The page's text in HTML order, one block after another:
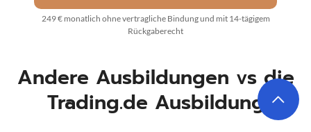
249 € monatlich ohne vertragliche Bindung und mit 14-tägigem
Rückgaberecht
Andere Ausbildungen vs die
Trading.de Ausbildung